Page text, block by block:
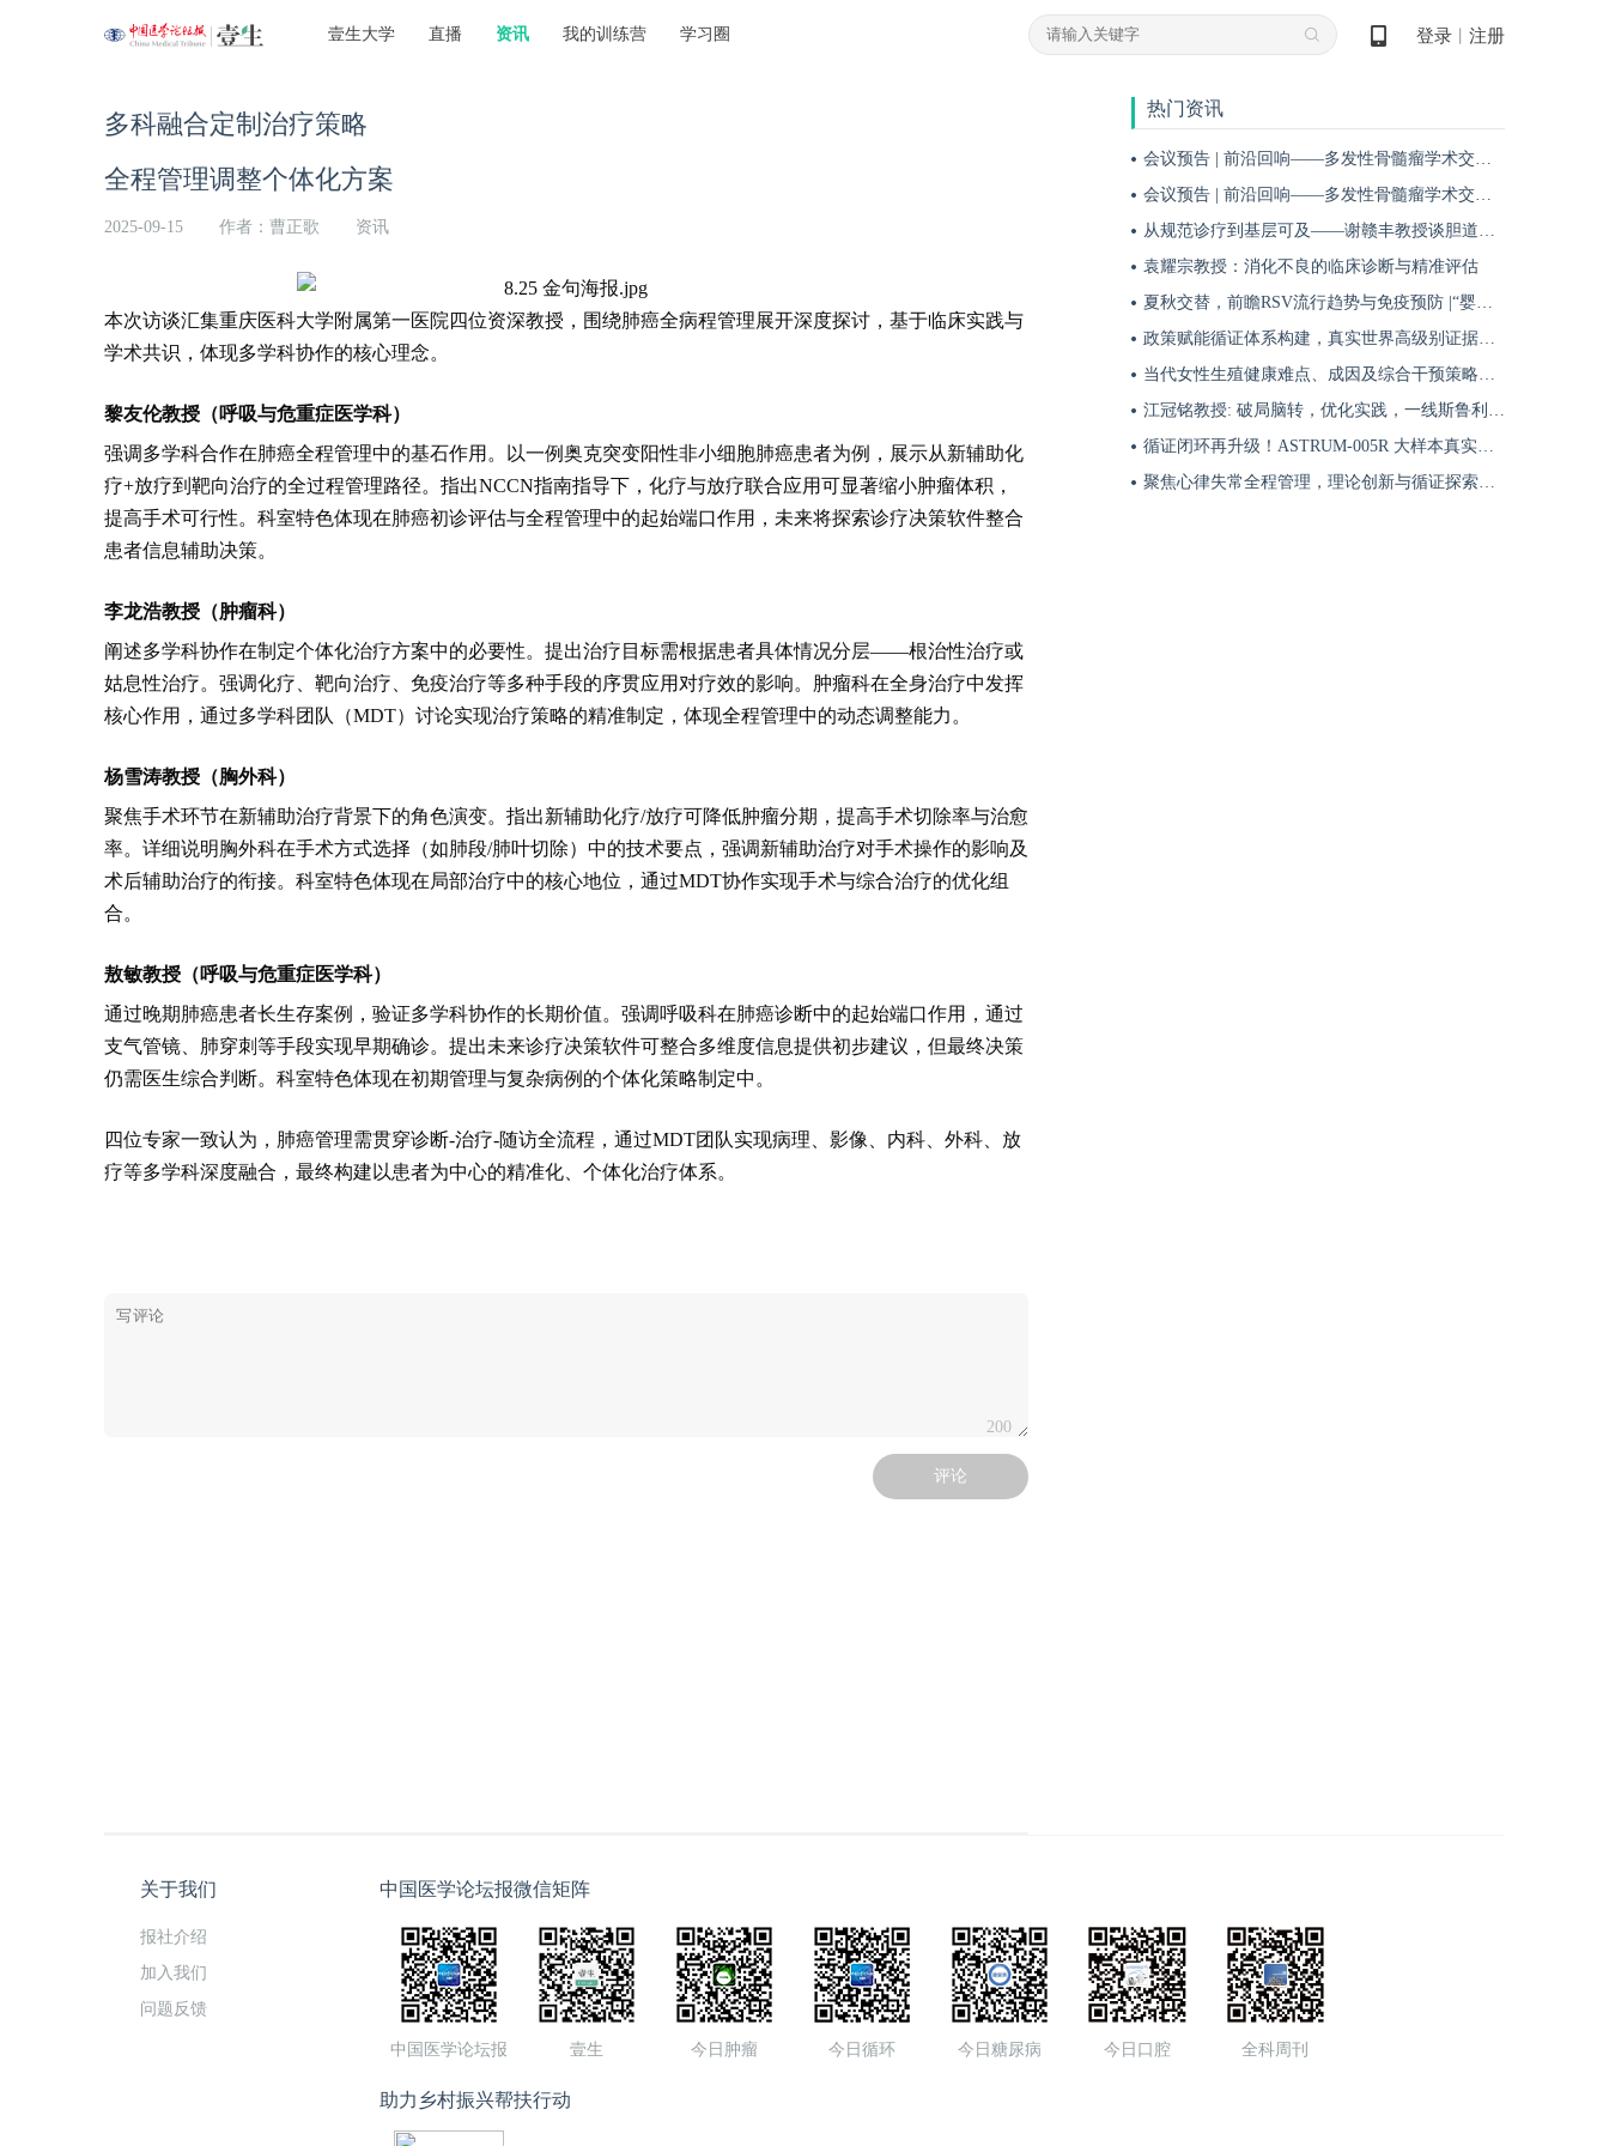
壹生大学 直播 资讯 我的训练营 学习圈 登录 注册
多科融合定制治疗策略
全程管理调整个体化方案
2025-09-15 作者：曹正歌 资讯
本次访谈汇集重庆医科大学附属第一医院 四位资深教授，围绕肺癌全病程管理展开深度探讨，基于临床实践与
学术共识，体现多学科协作的核心理念。
黎友伦教授（呼吸与危重症医学科）
强调多学科合作在肺癌全程管理中的基石作用。以一例奥克突变阳性非小细胞肺癌患者为例，展示从新辅助化
疗+放疗到靶向治疗的全过程管理路径。指出NCCN指南指导下，化疗与放疗联合应用可显著缩小肿瘤体积，
提高手术可行性。科室特色体现在肺癌初诊评估与全程管理中的起始端口作用，未来将探索诊疗决策软件整合
患者信息辅助决策。
李龙浩教授（肿瘤科）
阐述多学科协作在制定个体化治疗方案中的必要性。提出治疗目标需根据患者具体情况分层——根治性治疗或
姑息性治疗。强调化疗、靶向治疗、免疫治疗等多种手段的序贯应用对疗效的影响。肿瘤科在全身治疗中发挥
核心作用，通过多学科团队（MDT）讨论实现治疗策略的精准制定，体现全程管理中的动态调整能力。
杨雪涛教授（胸外科）
聚焦手术环节在新辅助治疗背景下的角色演变。指出新辅助化疗/放疗可降低肿瘤分期，提高手术切除率与治愈
率。详细说明胸外科在手术方式选择（如肺段/肺叶切除）中的技术要点，强调新辅助治疗对手术操作的影响及
术后辅助治疗的衔接。科室特色体现在局部治疗中的核心地位，通过MDT协作实现手术与综合治疗的优化组
合。
敖敏教授（呼吸与危重症医学科）
通过晚期肺癌患者长生存案例，验证多学科协作的长期价值。强调呼吸科在肺癌诊断中的起始端口作用，通过
支气管镜、肺穿刺等手段实现早期确诊。提出未来诊疗决策软件可整合多维度信息提供初步建议，但最终决策
仍需医生综合判断。科室特色体现在初期管理与复杂病例的个体化策略制定中。
四位专家一致认为，肺癌管理需贯穿诊断-治疗-随访全流程，通过MDT团队实现病理、影像、内科、外科、放
疗等多学科深度融合，最终构建以患者为中心的精准化、个体化治疗体系。
200
评论
热门资讯
会议预告 | 前沿回响——多发性骨髓瘤学术交流会第十八期即将启幕！
会议预告 | 前沿回响——多发性骨髓瘤学术交流会第十九期即将启幕！
从规范诊疗到基层可及——谢赣丰教授谈胆道肿瘤防治的本土化实践之路
袁耀宗教授：消化不良的临床诊断与精准评估
夏秋交替，前瞻RSV流行趋势与免疫预防 |“婴儿RSV预防圆桌派”专题访谈
政策赋能循证体系构建，真实世界高级别证据夯实斯鲁利单抗一线治疗广泛期小细胞肺癌临床地位
当代女性生殖健康难点、成因及综合干预策略——魏晗
江冠铭教授: 破局脑转，优化实践，一线斯鲁利单抗联合化疗为小细胞肺癌脑转移患者带来颅内与全身双重获益
循证闭环再升级！ASTRUM-005R 大样本真实世界研究，解锁斯鲁利单抗 ES-SCLC 全程管理新方案
聚焦心律失常全程管理，理论创新与循证探索共筑诊疗新格局
关于我们
报社介绍
加入我们
问题反馈
中国医学论坛报微信矩阵
中国医学论坛报 壹生 今日肿瘤 今日循环 今日糖尿病 今日口腔 全科周刊
助力乡村振兴帮扶行动